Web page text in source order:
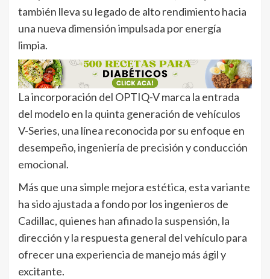
también lleva su legado de alto rendimiento hacia
una nueva dimensión impulsada por energía
limpia.
La incorporación del OPTIQ-V marca la entrada
del modelo en la quinta generación de vehículos
V-Series, una línea reconocida por su enfoque en
desempeño, ingeniería de precisión y conducción
emocional.
Más que una simple mejora estética, esta variante
ha sido ajustada a fondo por los ingenieros de
Cadillac, quienes han afinado la suspensión, la
dirección y la respuesta general del vehículo para
ofrecer una experiencia de manejo más ágil y
excitante.